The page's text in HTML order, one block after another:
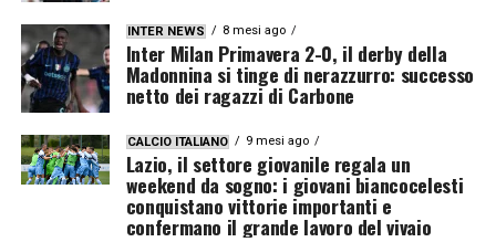
INTER NEWS 8 mesi ago
Inter Milan Primavera 2-0, il derby della
Madonnina si tinge di nerazzurro: successo
netto dei ragazzi di Carbone
CALCIO ITALIANO 9 mesi ago
Lazio, il settore giovanile regala un
weekend da sogno: i giovani biancocelesti
conquistano vittorie importanti e
confermano il grande lavoro del vivaio